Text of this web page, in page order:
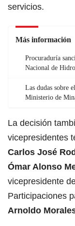
servicios.
Más información
Procuraduría
Nacional de
Las dudas sobre
Ministerio de
La decisión
vicepresidentes
Carlos José
Ómar Alonso
vicepresidente
Participaciones
Arnoldo